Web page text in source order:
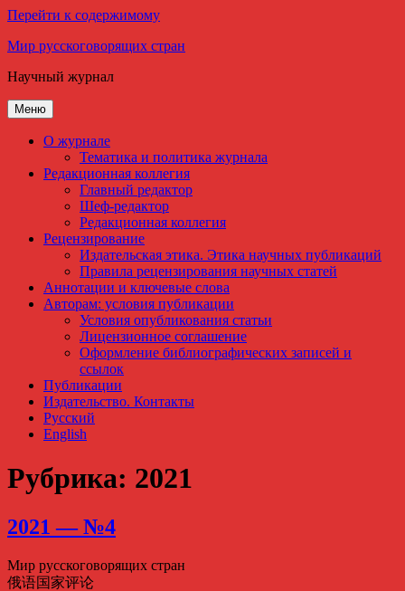
Перейти к содержимому
Мир русскоговорящих стран
Научный журнал
Меню
О журнале
Тематика и политика журнала
Редакционная коллегия
Главный редактор
Шеф-редактор
Редакционная коллегия
Рецензирование
Издательская этика. Этика научных публикаций
Правила рецензирования научных статей
Аннотации и ключевые слова
Авторам: условия публикации
Условия опубликования статьи
Лицензионное соглашение
Оформление библиографических записей и
ссылок
Публикации
Издательство. Контакты
Русский
English
Рубрика: 2021
2021 — №4
Мир русскоговорящих стран
俄语国家评论